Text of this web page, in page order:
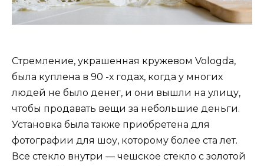
Стремление, украшенная кружевом Vologda,
была куплена в 90 -х годах, когда у многих
людей не было денег, и они вышли на улицу,
чтобы продавать вещи за небольшие деньги.
Установка была также приобретена для
фотографии для шоу, которому более ста лет.
Все стекло внутри — чешское стекло с золотой